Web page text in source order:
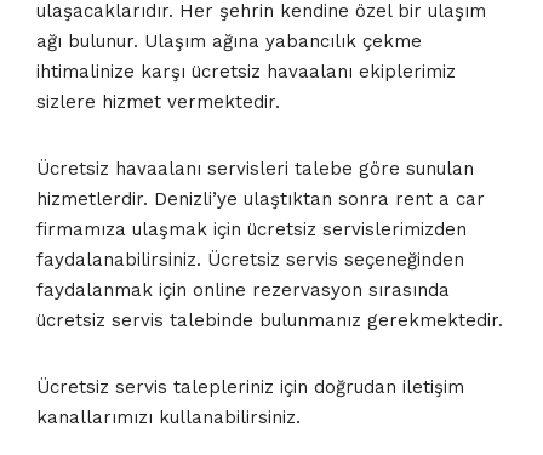
ulaşacaklarıdır. Her şehrin kendine özel bir ulaşım
ağı bulunur. Ulaşım ağına yabancılık çekme
ihtimalinize karşı ücretsiz havaalanı ekiplerimiz
sizlere hizmet vermektedir.
Ücretsiz havaalanı servisleri talebe göre sunulan
hizmetlerdir. Denizli’ye ulaştıktan sonra rent a car
firmamıza ulaşmak için ücretsiz servislerimizden
faydalanabilirsiniz. Ücretsiz servis seçeneğinden
faydalanmak için online rezervasyon sırasında
ücretsiz servis talebinde bulunmanız gerekmektedir.
Ücretsiz servis talepleriniz için doğrudan iletişim
kanallarımızı kullanabilirsiniz.